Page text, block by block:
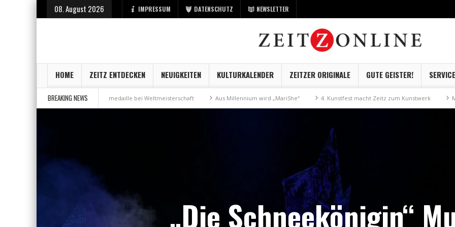
08. August 2026 IMPRESSUM DATENSCHUTZ NEWSLETTER
HOME ZEITZ ENTDECKEN NEUIGKEITEN KULTURKALENDER ZEITZER ORIGINALE GUTE GEISTER! SERVICE
BREAKING NEWS
Bronzemedaille bei Weltmeisterschaft Aus Millennium wird „MariShe“ 4. Kunstfest macht Zeitz zum Kunstwerk Museum
„Die Schneekönigin“